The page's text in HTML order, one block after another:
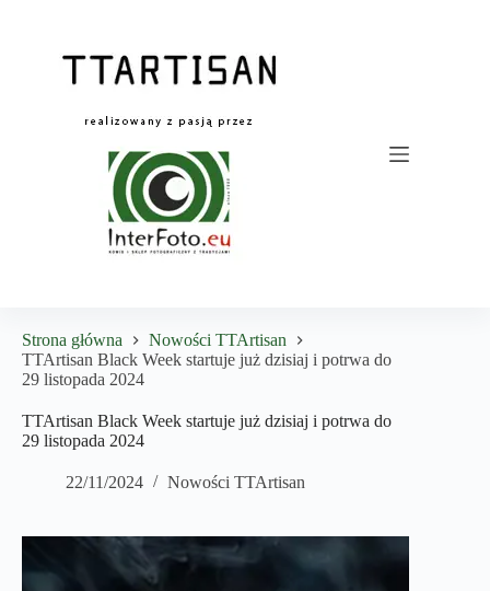
Strona główna
Nowości TTArtisan
TTArtisan Black Week startuje już dzisiaj i potrwa do
29 listopada 2024
TTArtisan Black Week startuje już dzisiaj i potrwa do
29 listopada 2024
22/11/2024 Nowości TTArtisan